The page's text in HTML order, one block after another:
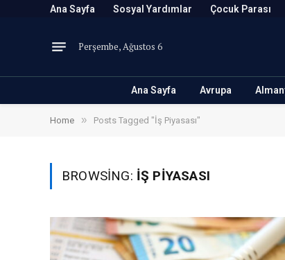
Ana Sayfa Sosyal Yardımlar Çocuk Parası
Perşembe, Ağustos 6
Ana Sayfa Avrupa
Home » Posts Tagged "İş Piyasası"
BROWSING: İŞ PIYASASI